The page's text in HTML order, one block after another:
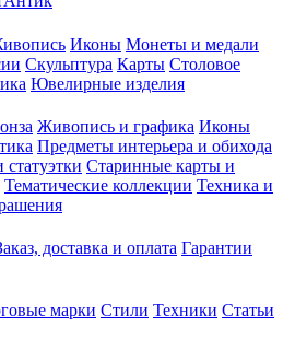
Иконы Монеты и медали
Скульптура Карты Столовое
Ювелирные изделия
Живопись и графика Иконы
Предметы интерьера и обихода
Старинные карты и
Тематические коллекции Техника и
доставка и оплата Гарантии
марки Стили Техники Статьи